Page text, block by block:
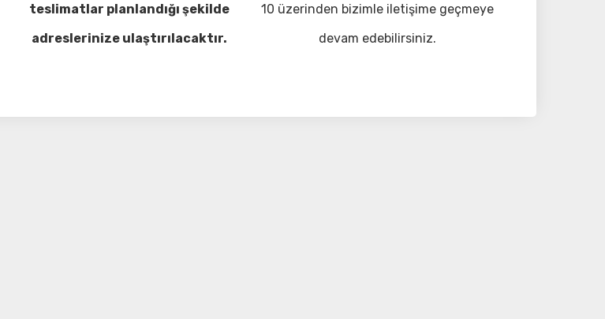
teslimatlar planlandığı şekilde
adreslerinize ulaştırılacaktır.
10 üzerinden bizimle iletişime geçmeye
devam edebilirsiniz.